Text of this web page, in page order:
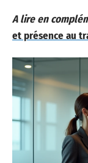
A lire en
et présence au